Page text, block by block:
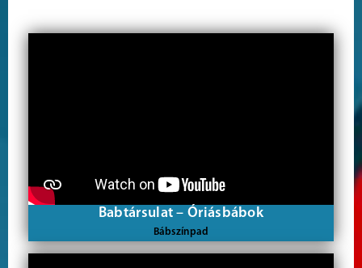
Babtársulat – Óriásbábok
Bábszínpad